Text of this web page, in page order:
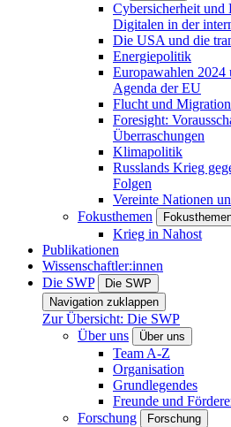
Cybersicherheit
Digitalen in der
Die USA und die
Energiepolitik
Europawahlen 2024
Agenda der EU
Flucht und Migration
Foresight:
Überraschungen
Klimapolitik
Russlands Krieg
Folgen
Vereinte Nationen
Fokusthemen
Krieg in Nahost
Publikationen
Wissenschaftler:innen
Die SWP
Die SWP
Navigation zuklappen
Zur Übersicht: Die SWP
Über uns
Über uns
Team A-Z
Organisation
Grundlegendes
Freunde und
Forschung
Forschung